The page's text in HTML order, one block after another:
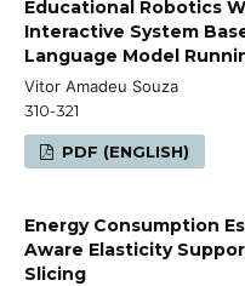
Educational Robotics
Interactive System
Language Model
Vitor Amadeu Souza
310-321
PDF (ENGLISH)
Energy Consumption
Aware Elasticity
Slicing